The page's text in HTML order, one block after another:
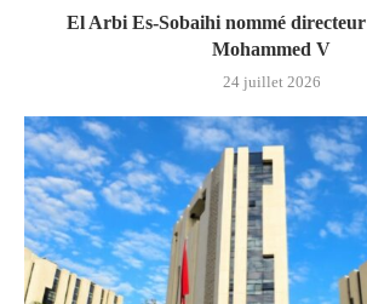
El Arbi Es-Sobaihi nommé
Mohammed V
24 juillet 2026